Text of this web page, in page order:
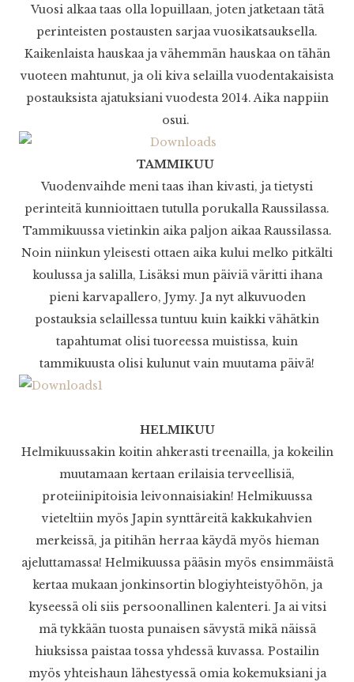
Vuosi alkaa taas olla lopuillaan, joten jatketaan tätä
perinteisten postausten sarjaa vuosikatsauksella.
Kaikenlaista hauskaa ja vähemmän hauskaa on tähän
vuoteen mahtunut, ja oli kiva selailla vuodentakaisista
postauksista ajatuksiani vuodesta 2014. Aika nappiin
osui.
TAMMIKUU
Vuodenvaihde meni taas ihan kivasti, ja tietysti
perinteitä kunnioittaen tutulla porukalla Raussilassa.
Tammikuussa vietinkin aika paljon aikaa Raussilassa.
Noin niinkun yleisesti ottaen aika kului melko pitkälti
koulussa ja salilla, Lisäksi mun päiviä väritti ihana
pieni karvapallero, Jymy. Ja nyt alkuvuoden
postauksia selaillessa tuntuu kuin kaikki vähätkin
tapahtumat olisi tuoreessa muistissa, kuin
tammikuusta olisi kulunut vain muutama päivä!
HELMIKUU
Helmikuussakin koitin ahkerasti treenailla, ja kokeilin
muutamaan kertaan erilaisia terveellisiä,
proteiinipitoisia leivonnaisiakin! Helmikuussa
vieteltiin myös Japin synttäreitä kakkukahvien
merkeissä, ja pitihän herraa käydä myös hieman
ajeluttamassa! Helmikuussa pääsin myös ensimmäistä
kertaa mukaan jonkinsortin blogiyhteistyöhön, ja
kyseessä oli siis persoonallinen kalenteri. Ja ai vitsi
mä tykkään tuosta punaisen sävystä mikä näissä
hiuksissa paistaa tossa yhdessä kuvassa. Postailin
myös yhteishaun lähestyessä omia kokemuksiani ja